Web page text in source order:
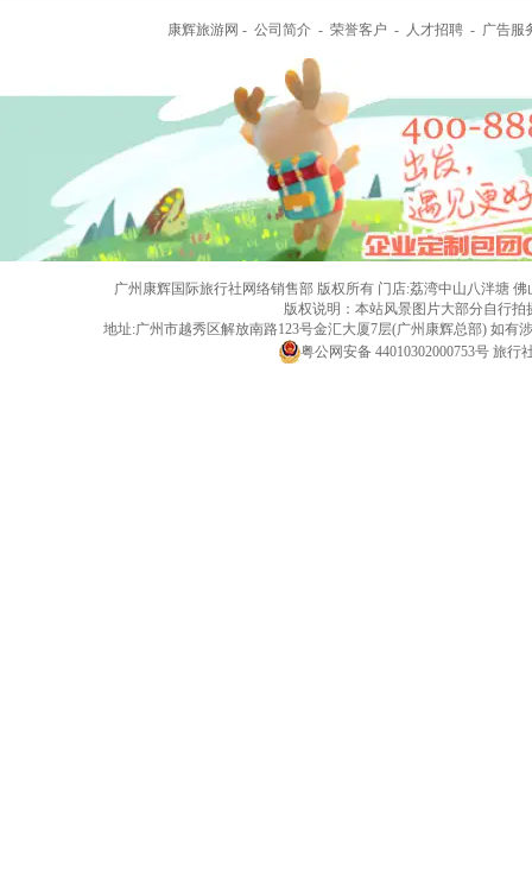
康辉旅游网 - 公司简介 - 荣誉客户 - 人才招聘 - 广告服
广州康辉国际旅行社网络销售部 版权所有 门店:荔湾中山八泮塘 佛
版权说明：本站风景图片大部分自行
地址:广州市越秀区解放南路123号金汇大厦7层(广州康辉总部) 如
粤公网安备 44010302000753号 旅行